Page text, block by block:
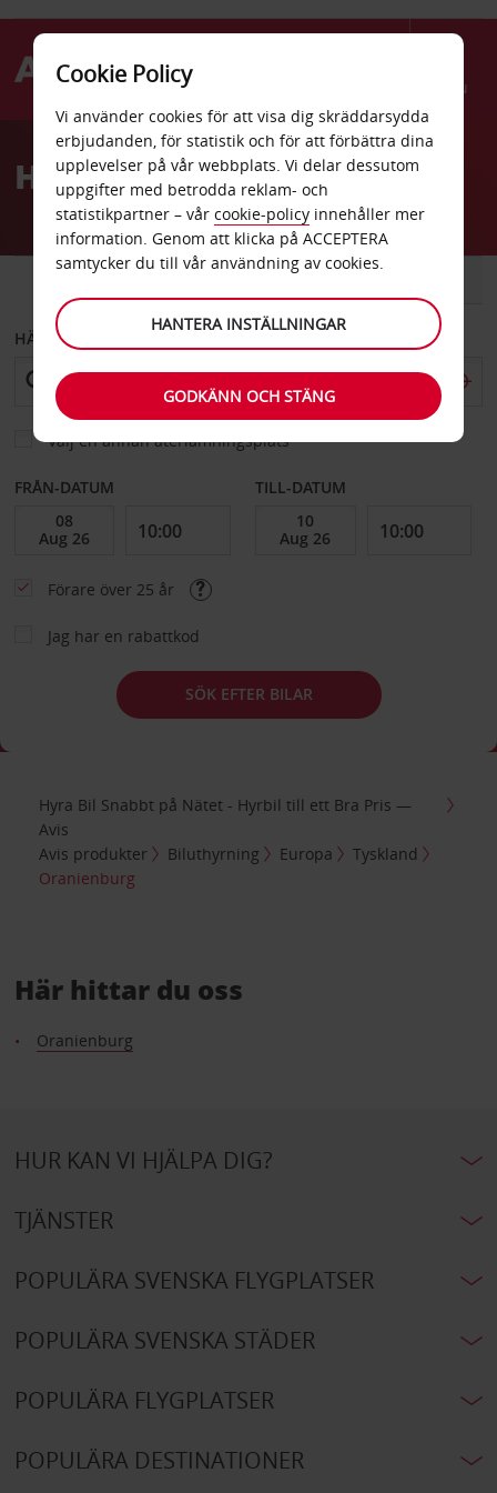
Menu
AvisHyrbil Oranienburg
BIL
HÄMTA FRÅN
Välj en annan återlämningsplats
FRÅN-DATUM TILL-DATUM
Förare över 25 år
Jag har en rabattkod
SÖK EFTER BILAR
Hyra Bil Snabbt på Nätet - Hyrbil till ett Bra Pris —
Avis
Avis produkter
Biluthyrning Europa
Tyskland
Oranienburg
Här hittar du oss
Oranienburg
HUR KAN VI HJÄLPA DIG?
TJÄNSTER
POPULÄRA SVENSKA FLYGPLATSER
POPULÄRA SVENSKA STÄDER
POPULÄRA FLYGPLATSER
POPULÄRA DESTINATIONER
Cookie Policy
Vi använder cookies för att visa dig skräddarsydda
erbjudanden, för statistik och för att förbättra dina
upplevelser på vår webbplats. Vi delar dessutom
uppgifter med betrodda reklam- och
statistikpartner – vår cookie-policy innehåller mer
information. Genom att klicka på ACCEPTERA
samtycker du till vår användning av cookies.
HANTERA INSTÄLLNINGAR
GODKÄNN OCH STÄNG